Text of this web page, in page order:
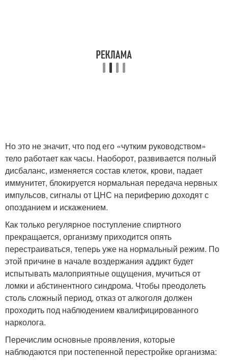
Но это не значит, что под его «чутким руководством»
тело работает как часы. Наоборот, развивается полный
дисбаланс, изменяется состав клеток, крови, падает
иммунитет, блокируется нормальная передача нервных
импульсов, сигналы от ЦНС на периферию доходят с
опозданием и искажением.
Как только регулярное поступление спиртного
прекращается, организму приходится опять
перестраиваться, теперь уже на нормальный режим. По
этой причине в начале воздержания аддикт будет
испытывать малоприятные ощущения, мучиться от
ломки и абстинентного синдрома. Чтобы преодолеть
столь сложный период, отказ от алкоголя должен
проходить под наблюдением квалифицированного
нарколога.
Перечислим основные проявления, которые
наблюдаются при постепенной перестройке организма: